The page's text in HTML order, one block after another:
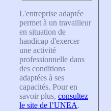
L'entreprise adaptée
permet à un travailleur
en situation de
handicap d'exercer
une activité
professionnelle dans
des conditions
adaptées à ses
capacités. Pour en
savoir plus, consultez
le site de l’UNEA.